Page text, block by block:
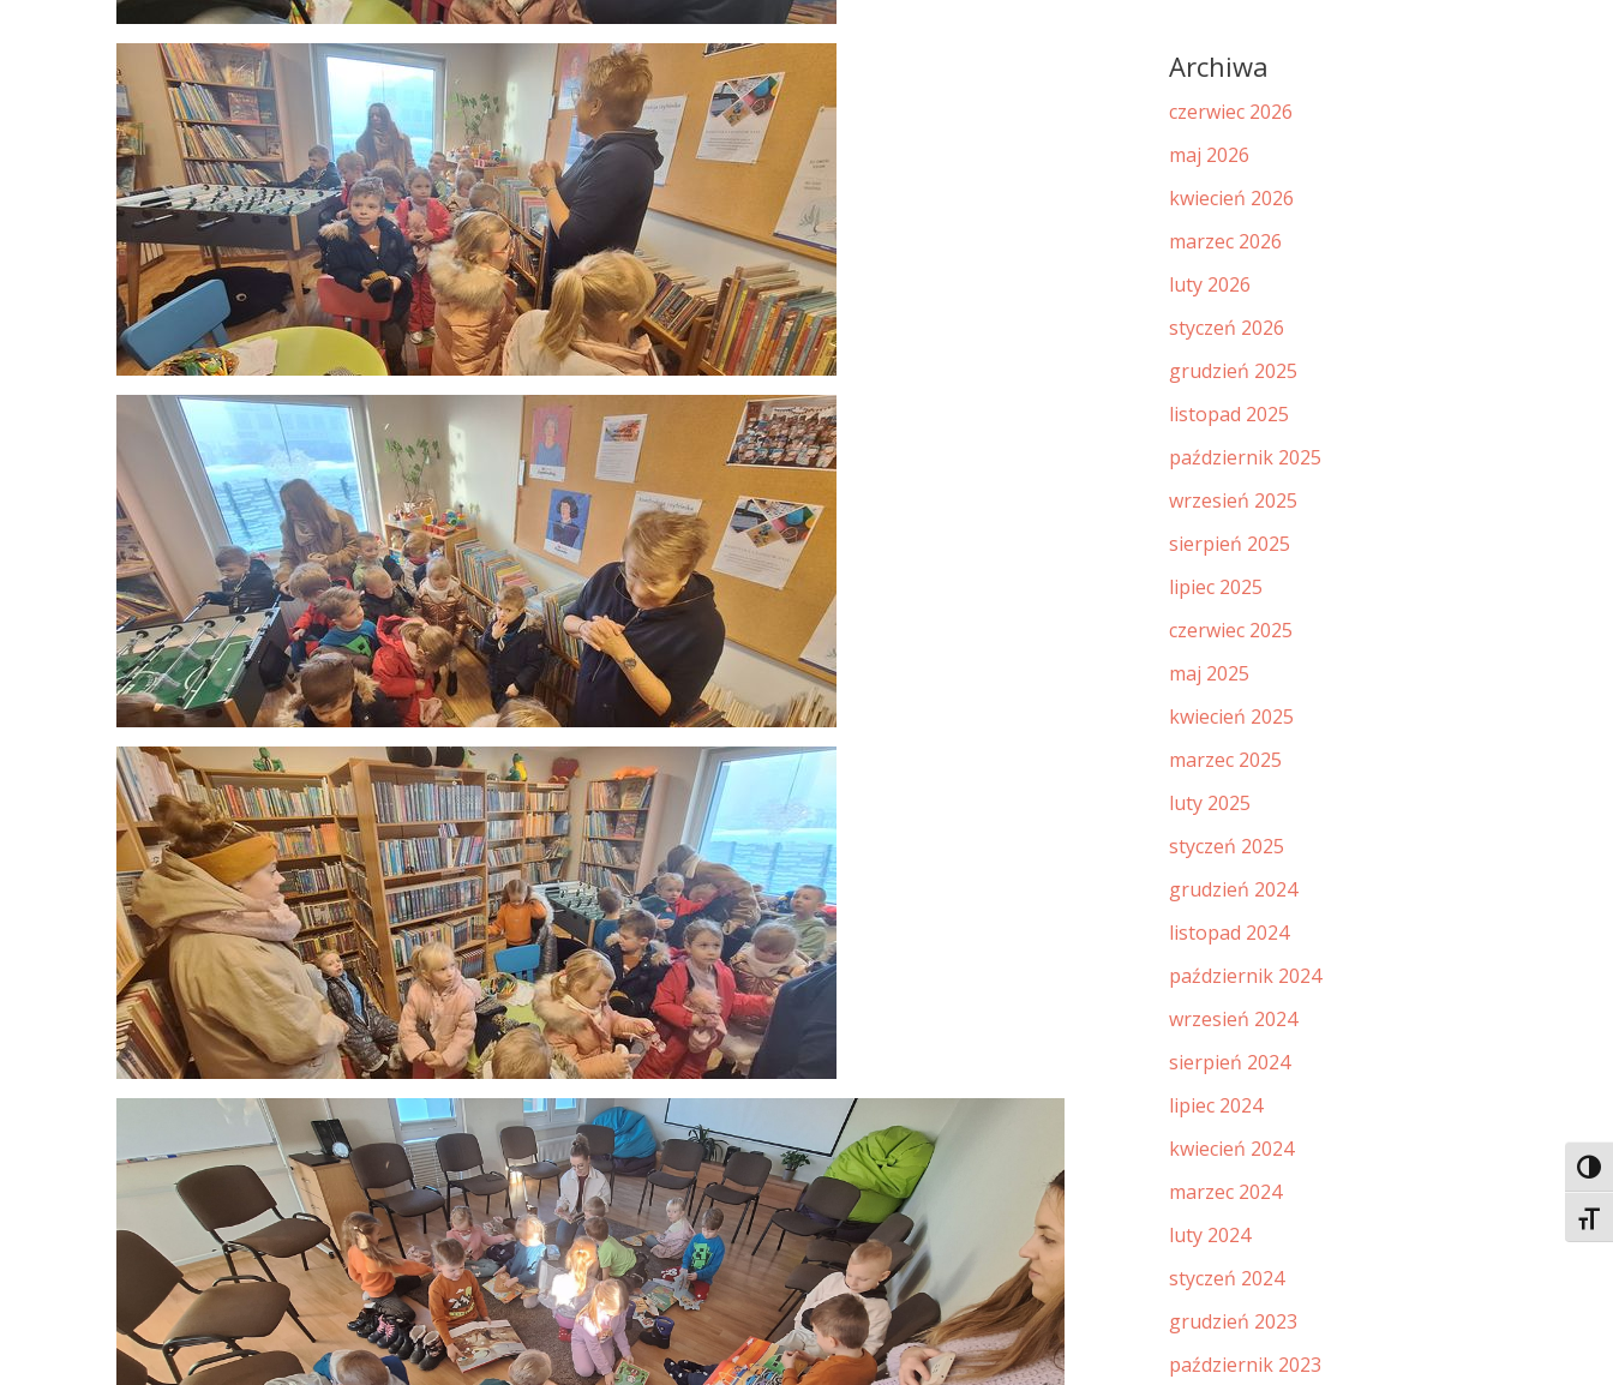
Archiwa
czerwiec 2026
maj 2026
kwiecień 2026
marzec 2026
luty 2026
styczeń 2026
grudzień 2025
listopad 2025
październik 2025
wrzesień 2025
sierpień 2025
lipiec 2025
czerwiec 2025
maj 2025
kwiecień 2025
marzec 2025
luty 2025
styczeń 2025
grudzień 2024
listopad 2024
październik 2024
wrzesień 2024
sierpień 2024
lipiec 2024
kwiecień 2024
marzec 2024
luty 2024
styczeń 2024
grudzień 2023
październik 2023